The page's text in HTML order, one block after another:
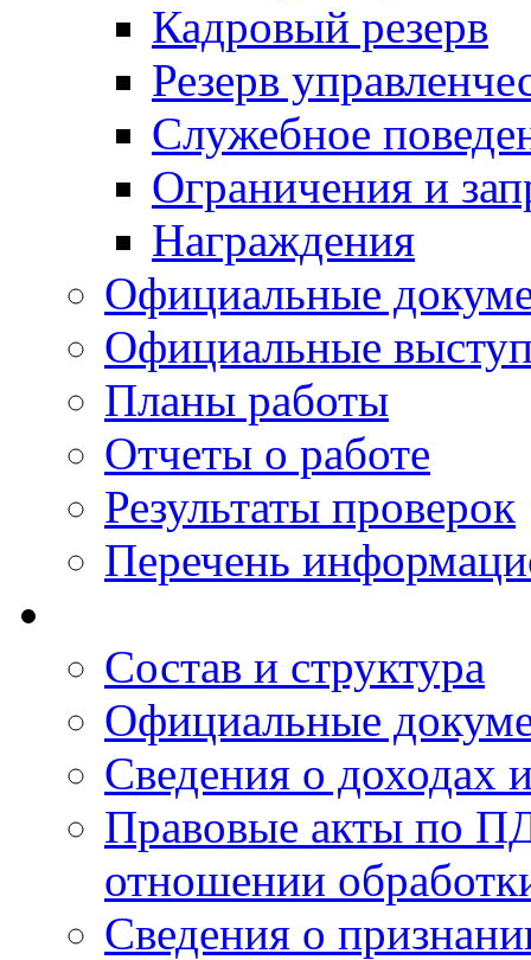
Кадровый резерв
Резерв
Служебное
Ограничения и
Награждения
Официальные
Официальные
Планы работы
Отчеты о работе
Результаты проверок
Перечень
Состав и структура
Официальные
Сведения о доходах
Правовые акты по
отношении
Сведения о